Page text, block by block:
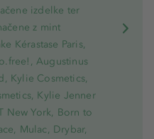
izdelke ter
z mint
Kérastase Paris,
Augustinus
Kylie Cosmetics,
Kylie Jenner
New York, Born to
Mulac, Drybar,